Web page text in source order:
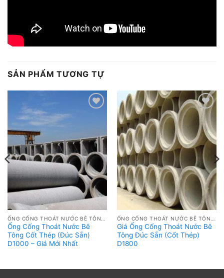
SẢN PHẨM TƯƠNG TỰ
Ống Cống Thoát Nước Bê
Tông Cốt Thép (Đúc Sẵn)
D1000 – Giá Mới Nhất
Add to
wishlist
Giá Ống Cống Thoát Nước Bê
Tông Đúc Sẵn (Cốt Thép)
D1800